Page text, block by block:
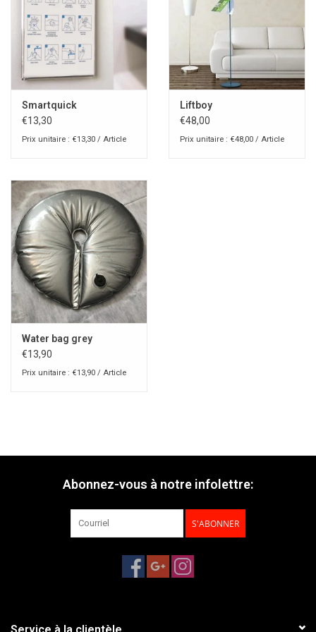
Informations:
- Porte-affiche en polycarbonate moulé transparent avec fond
blanc
- extrusion d'aluminium anodisé argent mat
- base en métal avec couverture en ABS argenté
PDF
Smartquick
€13,30
Prix unitaire : €13,30 / Article
Liftboy
€48,00
Prix unitaire : €48,00 / Article
Water bag grey
€13,90
Prix unitaire : €13,90 / Article
Abonnez-vous à notre infolettre:
S'ABONNER